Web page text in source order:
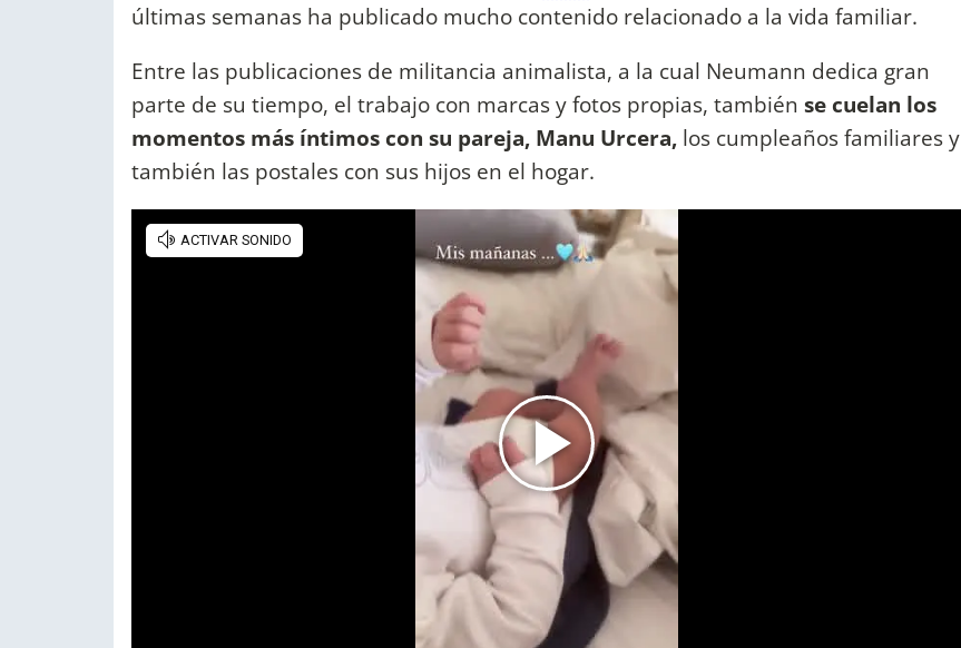
últimas semanas ha publicado mucho contenido relacionado a la vida familiar.
Entre las publicaciones de militancia animalista, a la cual Neumann dedica gran
parte de su tiempo, el trabajo con marcas y fotos propias, también se cuelan los
momentos más íntimos con su pareja, Manu Urcera, los cumpleaños familiares y
también las postales con sus hijos en el hogar.